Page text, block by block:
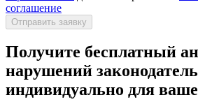
соглашение
Отправить заявку
Получите бесплатный
нарушений
индивидуально для